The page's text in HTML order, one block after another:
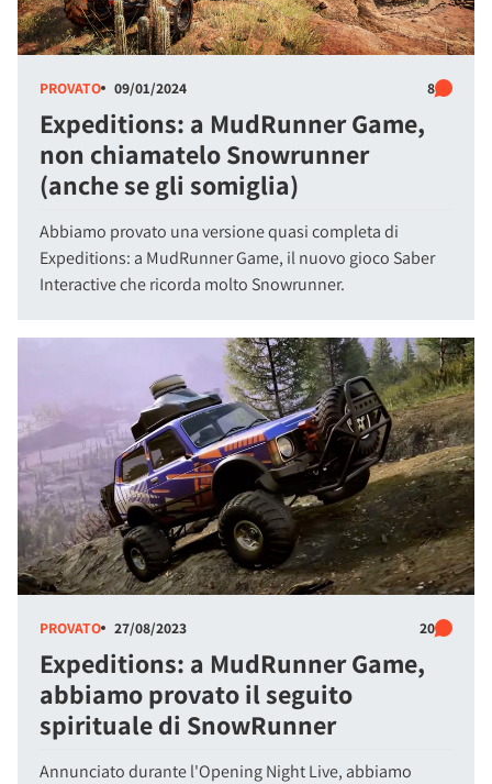
PROVATO 09/01/2024 8
Expeditions: a MudRunner Game,
non chiamatelo Snowrunner
(anche se gli somiglia)
Abbiamo provato una versione quasi completa di
Expeditions: a MudRunner Game, il nuovo gioco Saber
Interactive che ricorda molto Snowrunner.
PROVATO 27/08/2023 20
Expeditions: a MudRunner Game,
abbiamo provato il seguito
spirituale di SnowRunner
Annunciato durante l'Opening Night Live, abbiamo